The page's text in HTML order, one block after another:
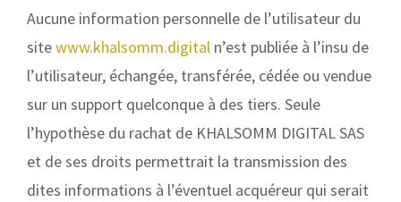
Aucune information personnelle de l’utilisateur du
sitewww.khalsomm.digital n’est publiée à l’insu de
l’utilisateur, échangée, transférée, cédée ou vendue
sur un support quelconque à des tiers. Seule
l’hypothèse du rachat de KHALSOMM DIGITAL SAS
et de ses droits permettrait la transmission des
dites informations à l’éventuel acquéreur qui serait